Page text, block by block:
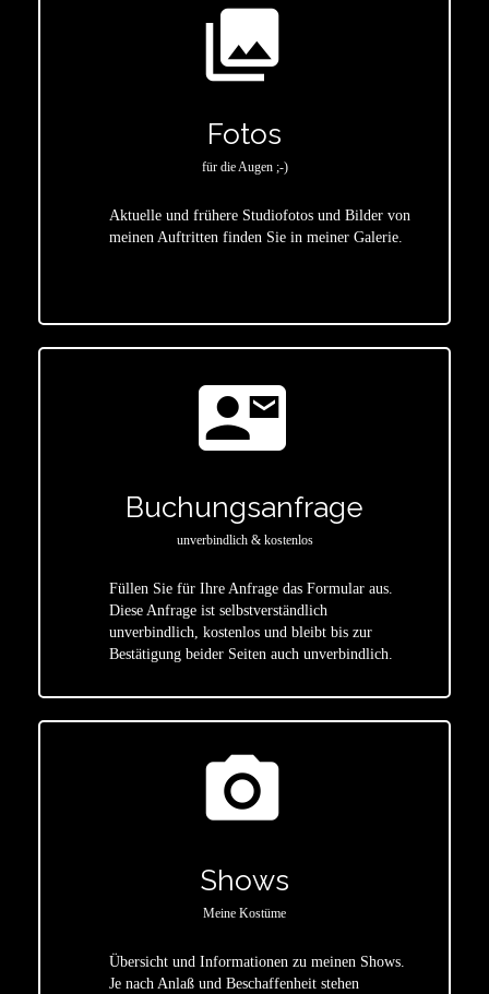
photo_library
Fotos
für die Augen ;-)
Aktuelle und frühere Studiofotos und Bilder von
meinen Auftritten finden Sie in meiner Galerie.
contact_mail
Buchungsanfrage
unverbindlich & kostenlos
Füllen Sie für Ihre Anfrage das Formular aus.
Diese Anfrage ist selbstverständlich
unverbindlich, kostenlos und bleibt bis zur
Bestätigung beider Seiten auch unverbindlich.
photo_camera
Shows
Meine Kostüme
Übersicht und Informationen zu meinen Shows.
Je nach Anlaß und Beschaffenheit stehen